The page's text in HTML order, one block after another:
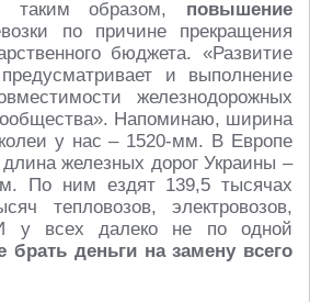
таким образом, повышение
по причине прекращения
бюджета. «Развитие
и выполнение
железнодорожных
Напоминаю, ширина
у нас – 1520-мм. В Европе
железных дорог Украины –
По ним ездят 139,5 тысячах
тепловозов, электровозов,
И у всех далеко не по одной
брать деньги на замену всего